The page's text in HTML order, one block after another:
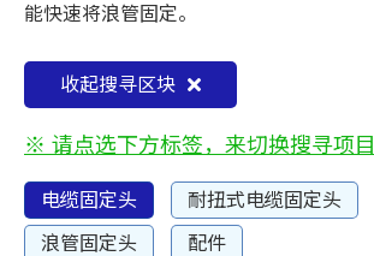
能快速将浪管固定。
收起搜寻区块
※ 请点选下方标签，来切换搜寻项目
电缆固定头
耐扭式电缆固定头
浪管固定头
配件